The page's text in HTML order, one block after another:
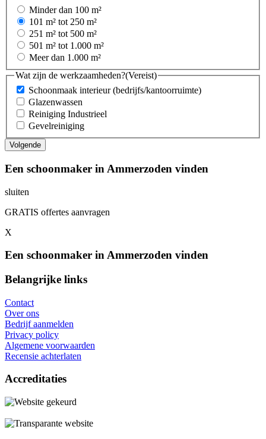
Minder dan 100 m²
101 m² tot 250 m²
251 m² tot 500 m²
501 m² tot 1.000 m²
Meer dan 1.000 m²
Wat zijn de werkzaamheden?(Vereist)
Schoonmaak interieur (bedrijfs/kantoorruimte)
Glazenwassen
Reiniging Industrieel
Gevelreiniging
Een schoonmaker in Ammerzoden vinden
sluiten
GRATIS offertes aanvragen
X
Een schoonmaker in Ammerzoden vinden
Belangrijke links
Contact
Over ons
Bedrijf aanmelden
Privacy policy
Algemene voorwaarden
Recensie achterlaten
Accreditaties